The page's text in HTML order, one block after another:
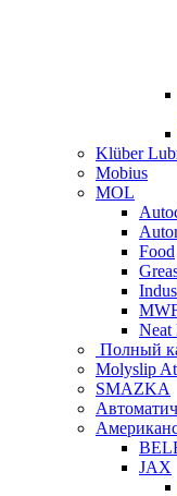
Klüber
Mobius
MOL
Food
Полный
Molyslip
SMAZKA
JAX